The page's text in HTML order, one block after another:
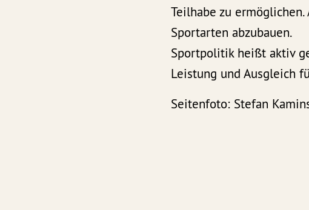
Teilhabe zu
Sportarten abzubauen.
Sportpolitik heißt aktiv
Leistung und Ausgleich
Seitenfoto: Stefan